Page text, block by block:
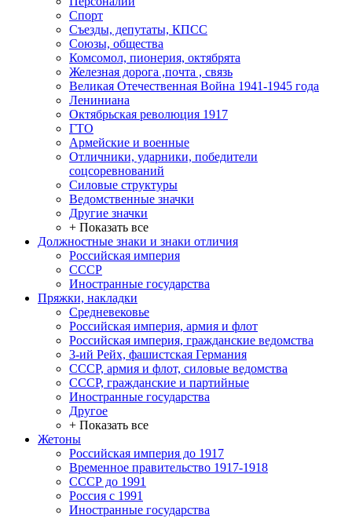
Спорт
Съезды, депутаты, КПСС
Союзы, общества
Комсомол, пионерия, октябрята
Железная дорога ,почта , связь
Великая Отечественная Война 1941-1945 года
Лениниана
Октябрьская революция 1917
ГТО
Армейские и военные
Отличники, ударники, победители
соцсоревнований
Силовые структуры
Ведомственные значки
Другие значки
+ Показать все
Должностные знаки и знаки отличия
Российская империя
СССР
Иностранные государства
Пряжки, накладки
Средневековье
Российская империя, армия и флот
Российская империя, гражданские ведомства
3-ий Рейх, фашистская Германия
СССР, армия и флот, силовые ведомства
СССР, гражданские и партийные
Иностранные государства
Другое
+ Показать все
Жетоны
Российская империя до 1917
Временное правительство 1917-1918
СССР до 1991
Россия с 1991
Иностранные государства